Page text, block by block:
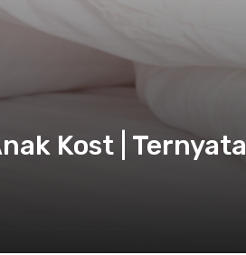
Kost | Ternyata